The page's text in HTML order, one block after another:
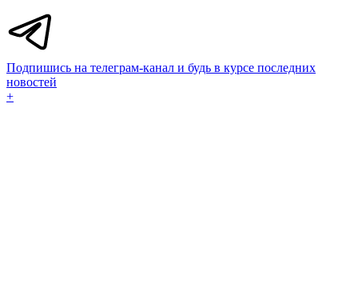
Подпишись на телеграм-канал и будь в курсе последних
новостей
+